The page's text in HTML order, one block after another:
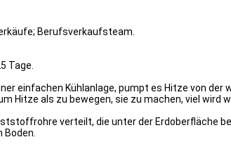
Berufsverkaufsteam.
Tage.
einfachen Kühlanlage, pumpt es Hitze von der
Hitze als zu bewegen, sie zu machen, viel wird
verteilt, die unter der Erdoberfläche